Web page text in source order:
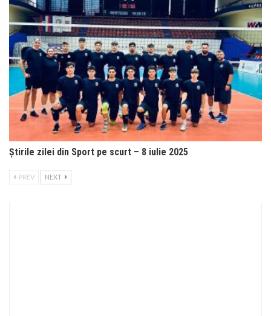
Știrile zilei din Sport pe scurt – 8 iulie 2025
PREV NEXT